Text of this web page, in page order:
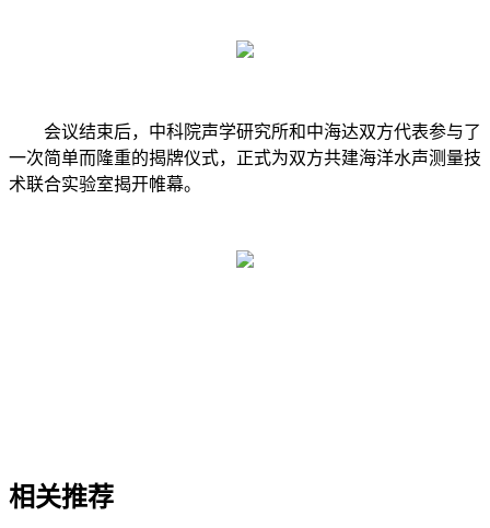
会议结束后，中科院声学研究所和中海达双方代表参与了
一次简单而隆重的揭牌仪式，正式为双方共建海洋水声测量技
术联合实验室揭开帷幕。
相关推荐